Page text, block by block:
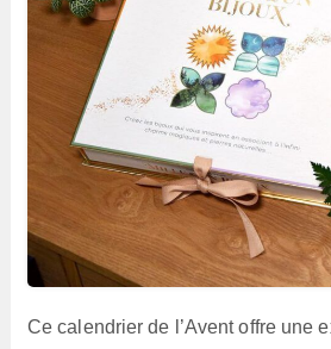
Ce calendrier de l’Avent offre une